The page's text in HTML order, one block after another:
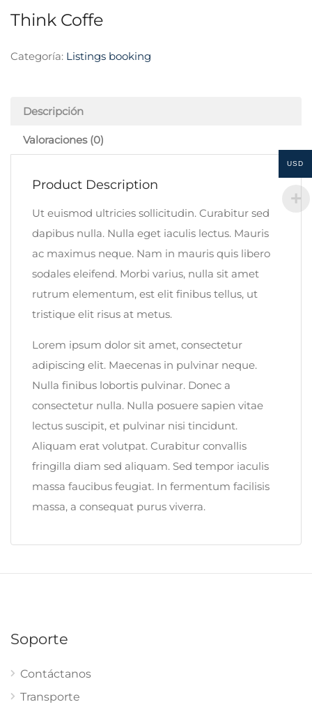
Think Coffe
Categoría: Listings booking
Descripción
Valoraciones (0)
Product Description
Ut euismod ultricies sollicitudin. Curabitur sed
dapibus nulla. Nulla eget iaculis lectus. Mauris
ac maximus neque. Nam in mauris quis libero
sodales eleifend. Morbi varius, nulla sit amet
rutrum elementum, est elit finibus tellus, ut
tristique elit risus at metus.
Lorem ipsum dolor sit amet, consectetur
adipiscing elit. Maecenas in pulvinar neque.
Nulla finibus lobortis pulvinar. Donec a
consectetur nulla. Nulla posuere sapien vitae
lectus suscipit, et pulvinar nisi tincidunt.
Aliquam erat volutpat. Curabitur convallis
fringilla diam sed aliquam. Sed tempor iaculis
massa faucibus feugiat. In fermentum facilisis
massa, a consequat purus viverra.
Soporte
Contáctanos
Transporte
USD